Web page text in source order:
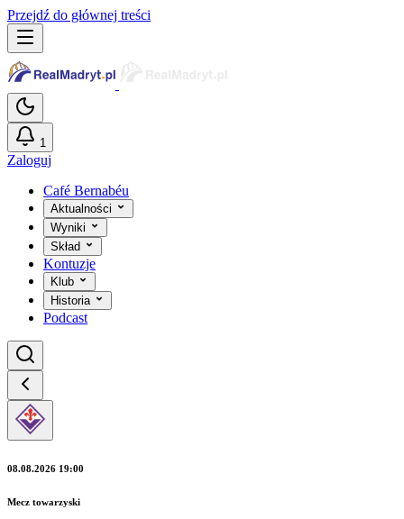
Przejdź do głównej treści
1
Zaloguj
Café Bernabéu
Aktualności
Wyniki
Skład
Kontuzje
Klub
Historia
Podcast
08.08.2026 19:00
Mecz towarzyski